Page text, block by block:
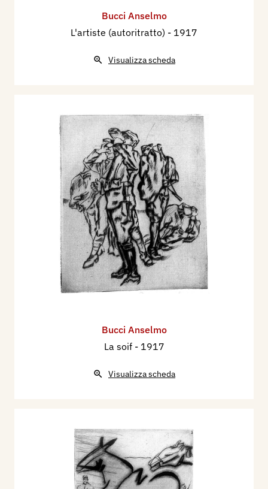
Bucci Anselmo
L'artiste (autoritratto) - 1917
Visualizza scheda
Bucci Anselmo
La soif - 1917
Visualizza scheda